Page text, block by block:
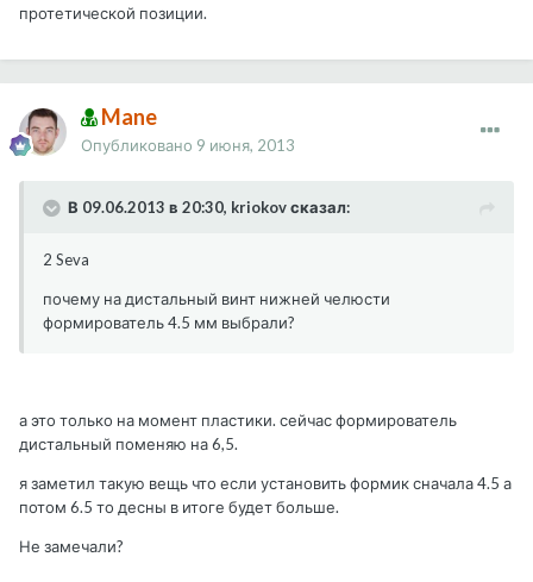
протетической позиции.
Mane
Опубликовано 9 июня, 2013
В 09.06.2013 в 20:30, kriokov сказал:
2 Seva
почему на дистальный винт нижней челюсти
формирователь 4.5 мм выбрали?
а это только на момент пластики. сейчас формирователь
дистальный поменяю на 6,5.
я заметил такую вещь что если установить формик сначала 4.5 а
потом 6.5 то десны в итоге будет больше.
Не замечали?